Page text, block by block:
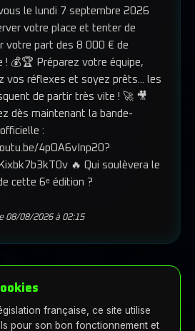
le lundi 7 septembre 2026
votre place et tenter de
votre part des 8 000 € de
! 💰🏆 Préparez votre équipe,
vos réflexes et soyez prêts... les
de partir très vite ! 🚀 🎥
dès maintenant la bande-
:
4pOA6vInp20?
🔥 Qui soulèvera le
cette 6ᵉ édition ?
08/08/2026 à 02:15
française, ce site utilise
pour son bon fonctionnement et